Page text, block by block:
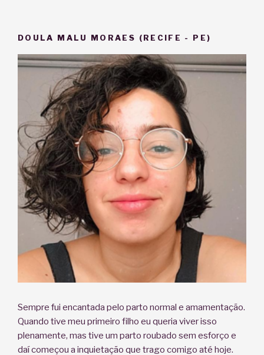
DOULA MALU MORAES (RECIFE - PE)
Sempre fui encantada pelo parto normal e amamentação.
Quando tive meu primeiro filho eu queria viver isso
plenamente, mas tive um parto roubado sem esforço e
daí começou a inquietação que trago comigo até hoje.